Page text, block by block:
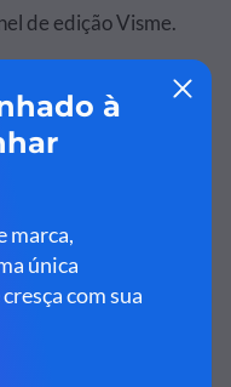
de edição Visme.
as cores, fontes e
tudo harmônico,
visuais da